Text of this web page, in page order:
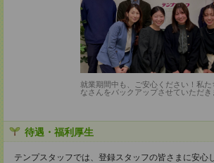
就業期間中も、ご安心ください！私た
なさんをバックアップさせていただき
待遇・福利厚生
テンプスタッフでは、登録スタッフの皆さまに安心